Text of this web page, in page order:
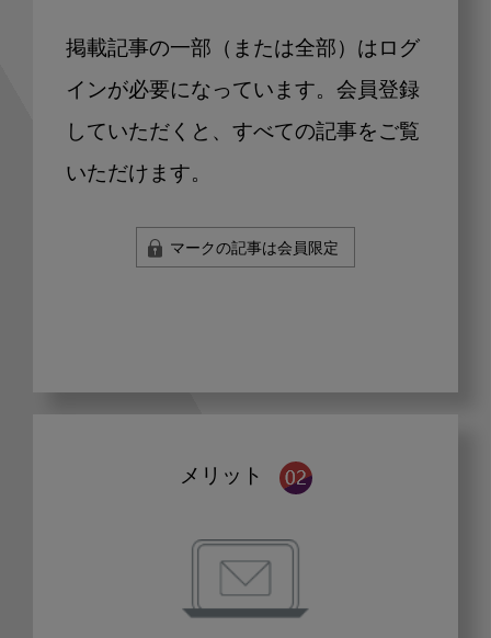
掲載記事の一部（または全部）はログ
インが必要になっています。会員登録
していただくと、すべての記事をご覧
いただけます。
マークの記事は会員限定
メリット